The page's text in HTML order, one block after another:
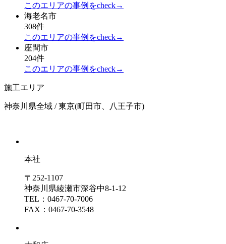
このエリアの事例をcheck→
海老名市
308件
このエリアの事例をcheck→
座間市
204件
このエリアの事例をcheck→
施工エリア
神奈川県全域 / 東京(町田市、八王子市)
本社
〒252-1107
神奈川県綾瀬市深谷中8-1-12
TEL：0467-70-7006
FAX：0467-70-3548